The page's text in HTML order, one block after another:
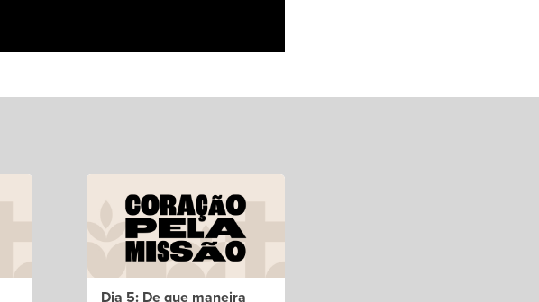
Dia 5: De que maneira